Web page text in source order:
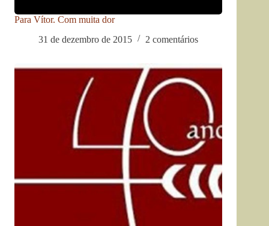
Para Vítor. Com muita dor
31 de dezembro de 2015
2 comentários